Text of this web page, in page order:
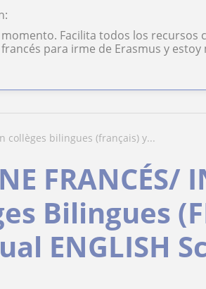
Facilita todos los
para irme de Erasmus y estoy
collèges bilingues (français) y...
FRANCÉS/
Bilingues
ENGLISH